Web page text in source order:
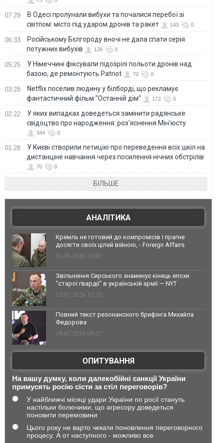
07:29
В Одесі пролунали вибухи та почалися перебої зі
світлом: місто під ударом дронів та ракет
143 0
06:33
Російському Бєлгороду вночі не дала спати серія
потужних вибухів
126 0
05:25
У Німеччині фіксували підозрілі польоти дронів над
базою, де ремонтують Patriot
70 0
03:28
Netflix поселив людину у білборді, що рекламує
фантастичний фільм "Останній дім"
172 0
02:22
У яких випадках доведеться замінити радянське
свідоцтво про народження: роз'яснення Мін'юсту
344 0
01:28
У Києві створили петицію про переведення всіх шкіл на
дистанціне навчання через посилення нічних обстрілів
70 0
БІЛЬШЕ
АНАЛІТИКА
Кремль не готовий до компромісів і прагне
досягти своїх цілей війною, - Foreign Affairs
03.08.2026 13:02
Звільнення Сирського знаменує кінець епохи
"старої гвардії" в українській армії — NYT
23.07.2026 10:32
Повний текст резонансного брифінга Михайла
Федорова
18.07.2026 09:27
ОПИТУВАННЯ
На вашу думку, коли далекобійні санкції України
примусять росію сісти за стіл переговорів?
У найближчі місяці удари України по росії стануть
настільки болючими, що агресору доведеться
поновити перемовини
Цього року не варто чекати поновлення переговорного
процесу. А от наступного - можливо все